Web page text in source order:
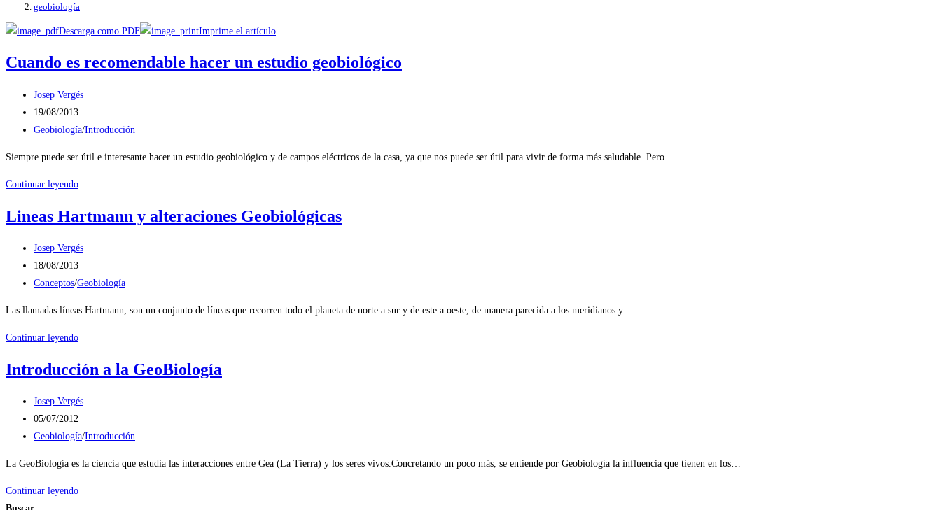
geobiología
Descarga como PDF Imprime el artículo
Cuando es recomendable hacer un estudio geobiológico
Autor
de
la
Josep Vergés
Publicación
de
entrada:
19/08/2013
Categoría
entrada:
Geobiología/Introducción
Siempre puede ser útil e interesante hacer un estudio geobiológico y de campos eléctricos de la casa, ya que nos puede ser útil para vivir de forma más saludable. Pero…
Continuar leyendoCuando
recomendable
un
estudio
geobiológico
Lineas Hartmann y alteraciones Geobiológicas
Autor
de
la
Josep Vergés
Publicación
de
18/08/2013
Categoría
entrada:
Conceptos/Geobiología
Las llamadas líneas Hartmann, son un conjunto de líneas que recorren todo el planeta de norte a sur y de este a oeste, de manera parecida a los meridianos y…
Continuar leyendoLineas
y
Geobiológicas
Introducción a la GeoBiología
Autor
de
la
Josep Vergés
Publicación
de
entrada:
05/07/2012
Categoría
entrada:
Geobiología/Introducción
La GeoBiología es la ciencia que estudia las interacciones entre Gea (La Tierra) y los seres vivos.Concretando un poco más, se entiende por Geobiología la influencia que tienen en los…
Continuar leyendoIntroducción